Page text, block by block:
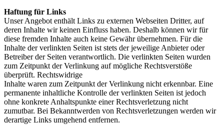
Haftung für Links
Unser Angebot enthält Links zu externen Webseiten Dritter, auf
deren Inhalte wir keinen Einfluss haben. Deshalb können wir für
diese fremden Inhalte auch keine Gewähr übernehmen. Für die
Inhalte der verlinkten Seiten ist stets der jeweilige Anbieter oder
Betreiber der Seiten verantwortlich. Die verlinkten Seiten wurden
zum Zeitpunkt der Verlinkung auf mögliche Rechtsverstöße
überprüft. Rechtswidrige
Inhalte waren zum Zeitpunkt der Verlinkung nicht erkennbar. Eine
permanente inhaltliche Kontrolle der verlinkten Seiten ist jedoch
ohne konkrete Anhaltspunkte einer Rechtsverletzung nicht
zumutbar. Bei Bekanntwerden von Rechtsverletzungen werden wir
derartige Links umgehend entfernen.